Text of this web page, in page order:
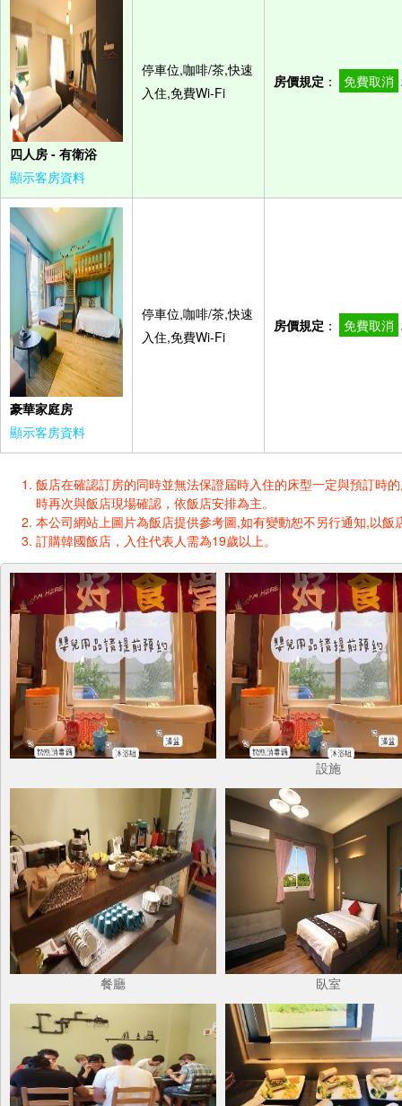
四人房 - 有衛浴
顯示客房資料
停車位,咖啡/茶,快速
入住,免費Wi-Fi
房價規定 ： 免費取消
豪華家庭房
顯示客房資料
停車位,咖啡/茶,快速
入住,免費Wi-Fi
房價規定 ： 免費取消
飯店在確認訂房的同時並無法保證屆時入住的床型一定與預訂時
時再次與飯店現場確認，依飯店安排為主。
本公司網站上圖片為飯店提供參考圖,如有變動恕不另行通知,以飯
訂購韓國飯店，入住代表人需為19歲以上。
設施
餐廳 臥室